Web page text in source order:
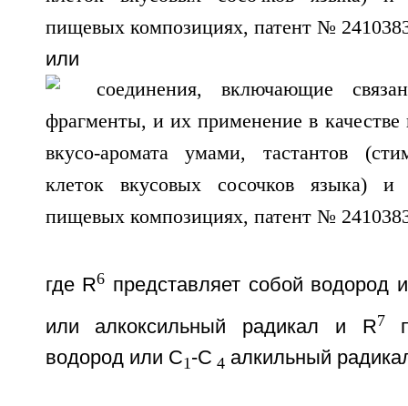
или
где R6 представляет собой водород
или алкоксильный радикал и R7
водород или C1 -C 4 алкильный